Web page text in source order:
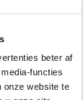
beter af
functies
onze website te
vinden. Lees